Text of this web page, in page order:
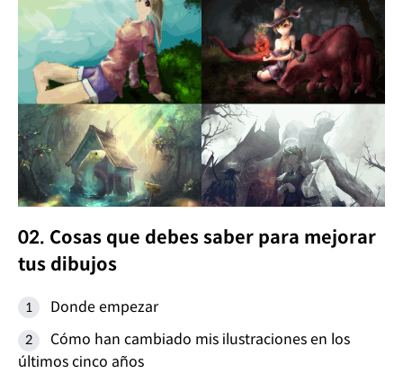
02. Cosas que debes saber para mejorar
tus dibujos
Donde empezar
Cómo han cambiado mis ilustraciones en los
últimos cinco años